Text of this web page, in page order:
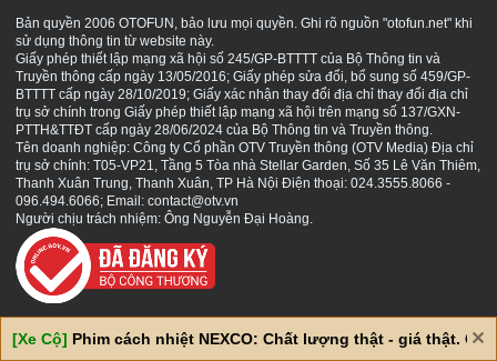
S
Bản quyền 2006 OTOFUN, bảo lưu mọi quyền. Ghi rõ nguồn "otofun.net" khi
sử dụng thông tin từ website này.
Giấy phép thiết lập mạng xã hội số 245/GP-BTTTT của Bộ Thông tin và
Truyền thông cấp ngày 13/05/2016; Giấy phép sửa đổi, bổ sung số 459/GP-
BTTTT cấp ngày 28/10/2019; Giấy xác nhận thay đổi địa chỉ thay đổi địa chỉ
trụ sở chính trong Giấy phép thiết lập mạng xã hội trên mạng số 137/GXN-
PTTH&TTĐT cấp ngày 28/06/2024 của Bộ Thông tin và Truyền thông.
Tên doanh nghiệp: Công ty Cổ phần OTV Truyền thông (OTV Media) Địa chỉ
trụ sở chính: T05-VP21, Tầng 5 Tòa nhà Stellar Garden, Số 35 Lê Văn Thiêm,
Thanh Xuân Trung, Thanh Xuân, TP Hà Nội Điện thoại: 024.3555.8066 -
096.494.6066; Email: contact@otv.vn
Người chịu trách nhiệm: Ông Nguyễn Đại Hoàng.
[Xe Cộ] Phim cách nhiệt NEXCO: Chất lượng thật - giá thật. Giá